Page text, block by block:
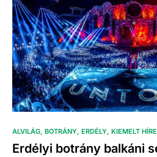
ALVILÁG BOTRÁNY ERDÉLY KIEMELT
Erdélyi botrány balkáni